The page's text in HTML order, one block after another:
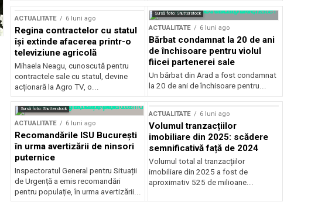
ACTUALITATE 6 luni ago
Regina contractelor cu statul
își extinde afacerea printr-o
televiziune agricolă
Mihaela Neagu, cunoscută pentru
contractele sale cu statul, devine
acționară la Agro TV, o...
Sursă foto: Shutterstock
ACTUALITATE 6 luni ago
Bărbat condamnat la 20 de ani
de închisoare pentru violul
fiicei partenerei sale
Un bărbat din Arad a fost condamnat
la 20 de ani de închisoare pentru...
Sursă foto: Shutterstock
ACTUALITATE 6 luni ago
Recomandările ISU București
în urma avertizării de ninsori
puternice
Inspectoratul General pentru Situații
de Urgență a emis recomandări
pentru populație, în urma avertizării...
ACTUALITATE 6 luni ago
Volumul tranzacțiilor
imobiliare din 2025: scădere
semnificativă față de 2024
Volumul total al tranzacțiilor
imobiliare din 2025 a fost de
aproximativ 525 de milioane...